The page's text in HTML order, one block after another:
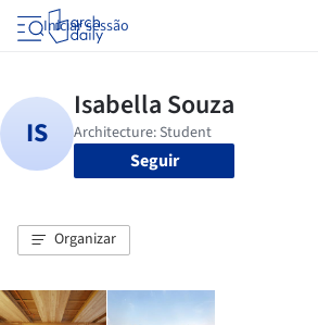
Iniciar sessão
Seguir
Organizar